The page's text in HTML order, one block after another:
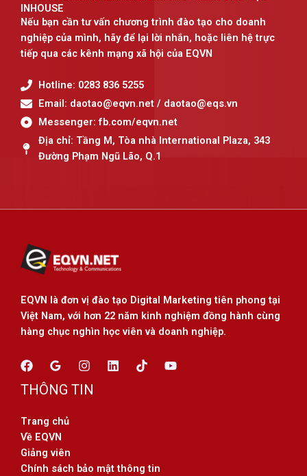
INHOUSE
Nếu bạn cần tư vấn chương trình đào tạo cho doanh
nghiệp của mình, hãy để lại lời nhắn, hoặc liên hệ trực
tiếp qua các kênh mạng xã hội của EQVN
Hotline: 0283 836 5255
Email: daotao@eqvn.net / daotao@eqs.vn
Messenger: fb.com/eqvn.net
Địa chỉ: Tầng M, Tòa nhà International Plaza, 343
Đường Phạm Ngũ Lão, Q.1
EQVN là đơn vị đào tạo Digital Marketing tiên phong tại
Việt Nam, với hơn 22 năm kinh nghiệm đồng hành cùng
hàng chục nghìn học viên và doanh nghiệp.
THÔNG TIN
Trang chủ
Về EQVN
Giảng viên
Chính sách bảo mật thông tin